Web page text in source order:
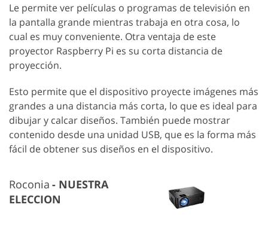
Le permite ver películas o programas de televisión en
la pantalla grande mientras trabaja en otra cosa, lo
cual es muy conveniente. Otra ventaja de este
proyector Raspberry Pi es su corta distancia de
proyección.
Esto permite que el dispositivo proyecte imágenes más
grandes a una distancia más corta, lo que es ideal para
dibujar y calcar diseños. También puede mostrar
contenido desde una unidad USB, que es la forma más
fácil de obtener sus diseños en el dispositivo.
Roconia
NUESTRA
ELECCION